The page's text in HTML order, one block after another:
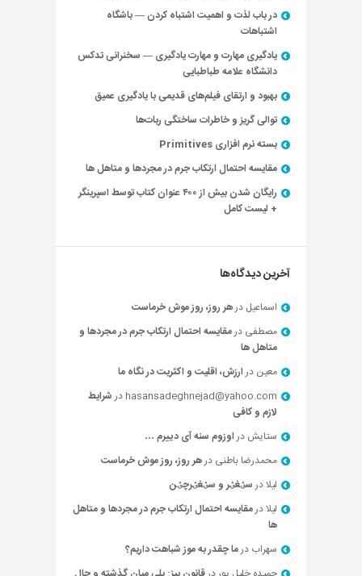
در باب لذت و اهمیت اشتباه کردن — باشگاه
اشتباهات
یادگیری مهارت و مهارت یادگیری — سخنرانی تدکس
دانشگاه علامه طباطبایی
بهبود و ارتقای فیلم‌های قدیمی با یادگیری عمیق
توالی گریز و خاطرات ساختگی ربات‌ها
بسته نرم افزاری Primitives
مقایسه احتمال ارتکاب جرم در مجردها و متاهل ها
رایگان شدن بیش از ۴۰۰ عنوان کتاب توسط اسپرینگر
+ لیست کامل
آخرین دیدگاه‌ها
اسماعیل درهر روز، روز موش خرماست
مصطفی درمقایسه احتمال ارتکاب جرم در مجردها و
متاهل ها
معین درارزش، اقلیت و اکثریت در نگاه ما
hasansadeghnejad@yahoo.com درشرایط
لازم و کافی
ستایش دراوزوم سنه آی دییرم …
محمدرضا باطنی درهر روز، روز موش خرماست
لیلادرسؽغؽر و سؽغؽرچؽن
لیلادرمقایسه احتمال ارتکاب جرم در مجردها و متاهل
ها
سهراب درما چقدر به موز شباهت داریم؟